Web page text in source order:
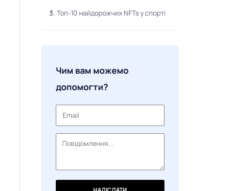
Топ-10 найдорожчих NFTs у спорті
Чим вам можемо
допомогти?